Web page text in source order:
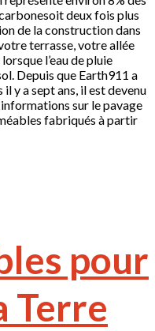
deux fois plus
de la construction dans
terrasse, votre allée
l’eau de pluie
Depuis que Earth911 a
y a sept ans, il est devenu
sur le pavage
fabriqués à partir
pour
Terre